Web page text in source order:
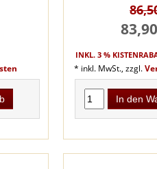
INKL. 3 %
* inkl. MwSt., zzgl.
In den